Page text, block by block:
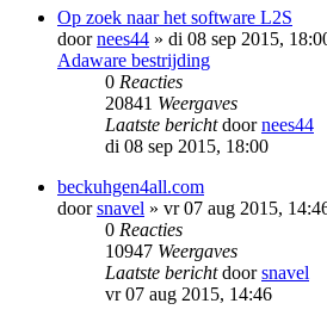
Op zoek naar het software L2S
doornees44 » di 08 sep 2015,
Adaware bestrijding
0 Reacties
20841 Weergaves
Laatste berichtdoornees44
di 08 sep 2015, 18:00
beckuhgen4all.com
doorsnavel » vr 07 aug 2015,
0 Reacties
10947 Weergaves
Laatste berichtdoorsnavel
vr 07 aug 2015, 14:46